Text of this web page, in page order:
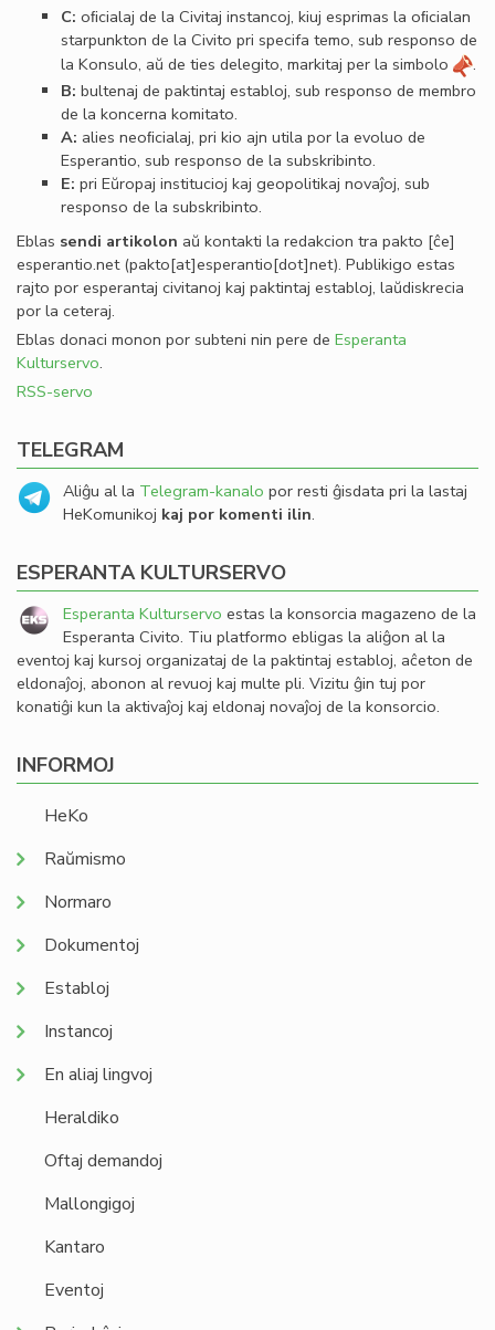
C: oﬁcialaj de la Civitaj instancoj, kiuj esprimas la oﬁcialan
starpunkton de la Civito pri specifa temo, sub responso de
la Konsulo, aŭ de ties delegito, markitaj per la simbolo
.
B: bultenaj de paktintaj establoj, sub responso de membro
de la koncerna komitato.
A: alies neoﬁcialaj, pri kio ajn utila por la evoluo de
Esperantio, sub responso de la subskribinto.
E: pri Eŭropaj institucioj kaj geopolitikaj novaĵoj, sub
responso de la subskribinto.
Eblas sendi artikolon aŭ kontakti la redakcion tra pakto [ĉe]
esperantio.net(pakto[at]esperantio[dot]net). Publikigo estas
rajto por esperantaj civitanoj kaj paktintaj establoj, laŭdiskrecia
por la ceteraj.
Eblas donaci monon por subteni nin pere de Esperanta
Kulturservo.
RSS-servo
TELEGRAM
Aliĝu al la Telegram-kanalo por resti ĝisdata pri la lastaj
HeKomunikoj kaj por komenti ilin.
ESPERANTA KULTURSERVO
Esperanta Kulturservo estas la konsorcia magazeno de la
Esperanta Civito. Tiu platformo ebligas la aliĝon al la
eventoj kaj kursoj organizataj de la paktintaj establoj, aĉeton de
eldonaĵoj, abonon al revuoj kaj multe pli. Vizitu ĝin tuj por
konatiĝi kun la aktivaĵoj kaj eldonaj novaĵoj de la konsorcio.
INFORMOJ
HeKo
Raŭmismo
Normaro
Dokumentoj
Establoj
Instancoj
En aliaj lingvoj
Heraldiko
Oftaj demandoj
Mallongigoj
Kantaro
Eventoj